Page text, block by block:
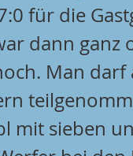
für die
dann ganz
Man
mit sieben